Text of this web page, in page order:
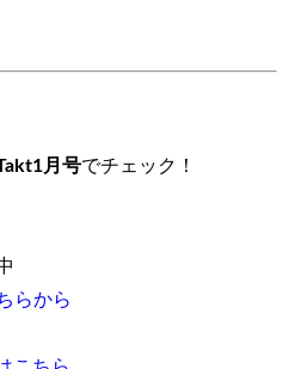
月号でチェック！
らから